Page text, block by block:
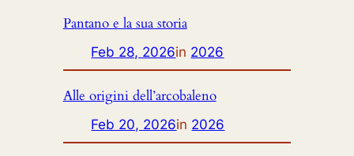
Pantano e la sua storia
Feb 28, 2026in 2026
Alle origini dell’arcobaleno
Feb 20, 2026in 2026